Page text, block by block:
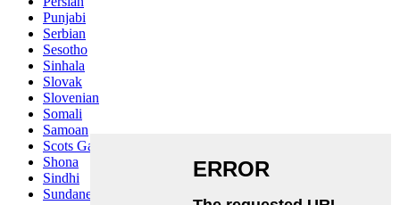
Punjabi
Serbian
Sesotho
Sinhala
Slovak
Slovenian
Somali
Samoan
Scots Gaelic
Shona
Sindhi
Sundanese